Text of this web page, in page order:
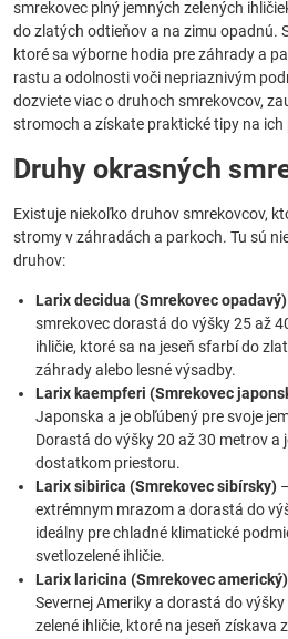
smrekovec plný jemných zelených
do zlatých odtieňov a na zimu opadnú.
ktoré sa výborne hodia pre záhrady a
rastu a odolnosti voči nepriaznivým
dozviete viac o druhoch smrekovcov,
stromoch a získate praktické tipy na ich
Druhy okrasných
Existuje niekoľko druhov smrekovcov,
stromy v záhradách a parkoch. Tu sú
druhov:
Larix decidua (Smrekovec opadavý)
smrekovec dorastá do výšky 25 až
ihličie, ktoré sa na jeseň sfarbí do
záhrady alebo lesné výsadby.
Larix kaempferi (Smrekovec
Japonska a je obľúbený pre svoje
Dorastá do výšky 20 až 30 metrov a
dostatkom priestoru.
Larix sibirica (Smrekovec sibírsky)
extrémnym mrazom a dorastá do
ideálny pre chladné klimatické
svetlozelené ihličie.
Larix laricina (Smrekovec americký)
Severnej Ameriky a dorastá do
zelené ihličie, ktoré na jeseň získava